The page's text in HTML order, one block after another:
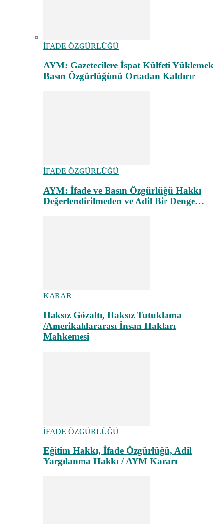
İFADE ÖZGÜRLÜĞÜ
AYM: Gazetecilere İspat Külfeti Yüklemek
Basın Özgürlüğünü Ortadan Kaldırır
İFADE ÖZGÜRLÜĞÜ
AYM: İfade ve Basın Özgürlüğü Hakkı
Değerlendirilmeden ve Adil Bir Denge…
KARAR
Haksız Gözaltı, Haksız Tutuklama
/Amerikalılararası İnsan Hakları
Mahkemesi
İFADE ÖZGÜRLÜĞÜ
Eğitim Hakkı, İfade Özgürlüğü, Adil
Yargılanma Hakkı / AYM Kararı